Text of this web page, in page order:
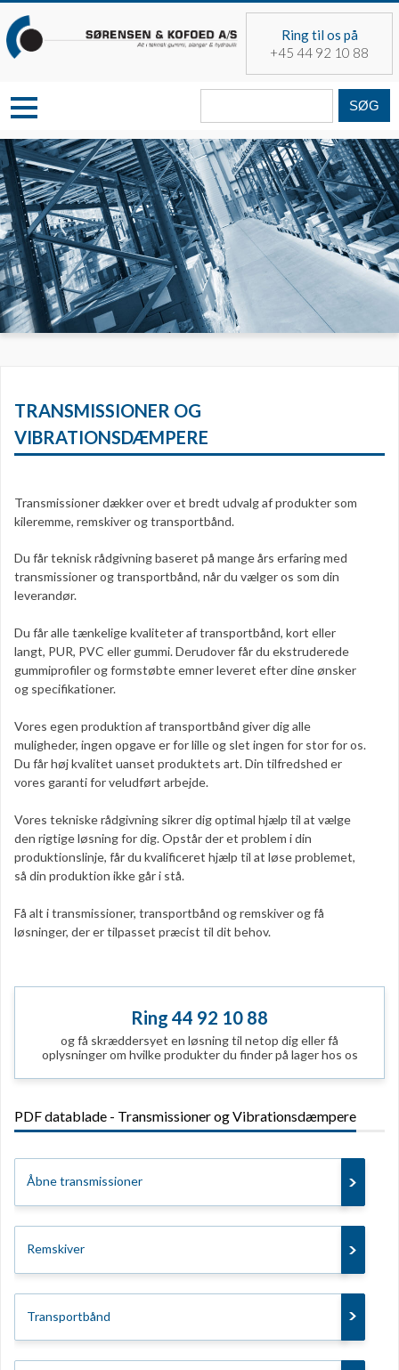
to
content
Ring til os på
+45 44 92 10 88
Søg
fra:
TRANSMISSIONER OG
VIBRATIONSDÆMPERE
Transmissioner dækker over et bredt udvalg af produkter som
kileremme, remskiver og transportbånd.
Du får teknisk rådgivning baseret på mange års erfaring med
transmissioner og transportbånd, når du vælger os som din
leverandør.
Du får alle tænkelige kvaliteter af transportbånd, kort eller
langt, PUR, PVC eller gummi. Derudover får du ekstruderede
gummiprofiler og formstøbte emner leveret efter dine ønsker
og specifikationer.
Vores egen produktion af transportbånd giver dig alle
muligheder, ingen opgave er for lille og slet ingen for stor for os.
Du får høj kvalitet uanset produktets art. Din tilfredshed er
vores garanti for veludført arbejde.
Vores tekniske rådgivning sikrer dig optimal hjælp til at vælge
den rigtige løsning for dig. Opstår der et problem i din
produktionslinje, får du kvalificeret hjælp til at løse problemet,
så din produktion ikke går i stå.
Få alt i transmissioner, transportbånd og remskiver og få
løsninger, der er tilpasset præcist til dit behov.
Ring 44 92 10 88
og få skræddersyet en løsning til netop dig eller få
oplysninger om hvilke produkter du finder på lager hos os
PDF datablade - Transmissioner og Vibrationsdæmpere
Åbne transmissioner
Remskiver
Transportbånd